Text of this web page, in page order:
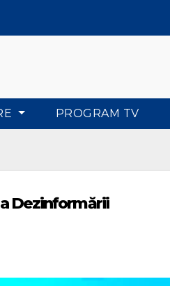
PROGRAM TV
Dezinformării